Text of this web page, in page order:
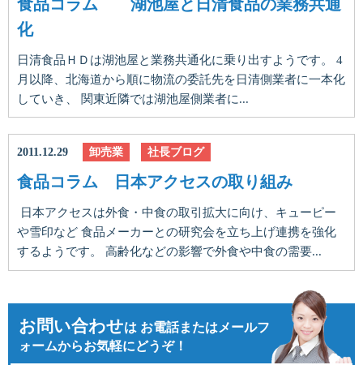
食品コラム 湖池屋と日清食品の業務共通
化
日清食品ＨＤは湖池屋と業務共通化に乗り出すようです。 4
月以降、北海道から順に物流の委託先を日清側業者に一本化
していき、 関東近隣では湖池屋側業者に...
2011.12.29 卸売業 社長ブログ
食品コラム 日本アクセスの取り組み
日本アクセスは外食・中食の取引拡大に向け、キューピー
や雪印など 食品メーカーとの研究会を立ち上げ連携を強化
するようです。 高齢化などの影響で外食や中食の需要...
お問い合わせは お電話またはメールフ
ォームからお気軽にどうぞ！